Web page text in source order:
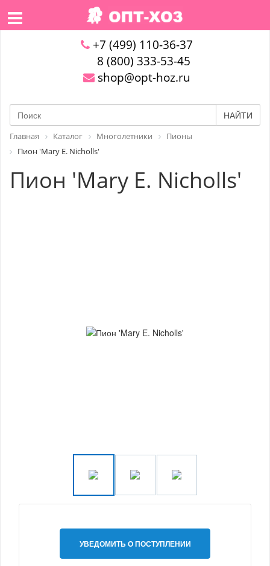
+7 (499) 110-36-37
8 (800) 333-53-45
shop@opt-hoz.ru
НАЙТИ
Главная Каталог Многолетники
Пионы
Пион 'Mary E. Nicholls'
Пион 'Mary E. Nicholls'
УВЕДОМИТЬ О ПОСТУПЛЕНИИ